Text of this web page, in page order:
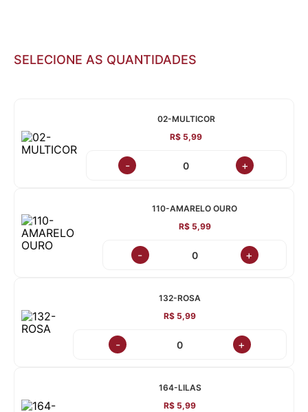
SELECIONE AS QUANTIDADES
02-MULTICOR
R$ 5,99
- +
110-AMARELO OURO
R$ 5,99
- +
132-ROSA
R$ 5,99
- +
164-LILAS
R$ 5,99